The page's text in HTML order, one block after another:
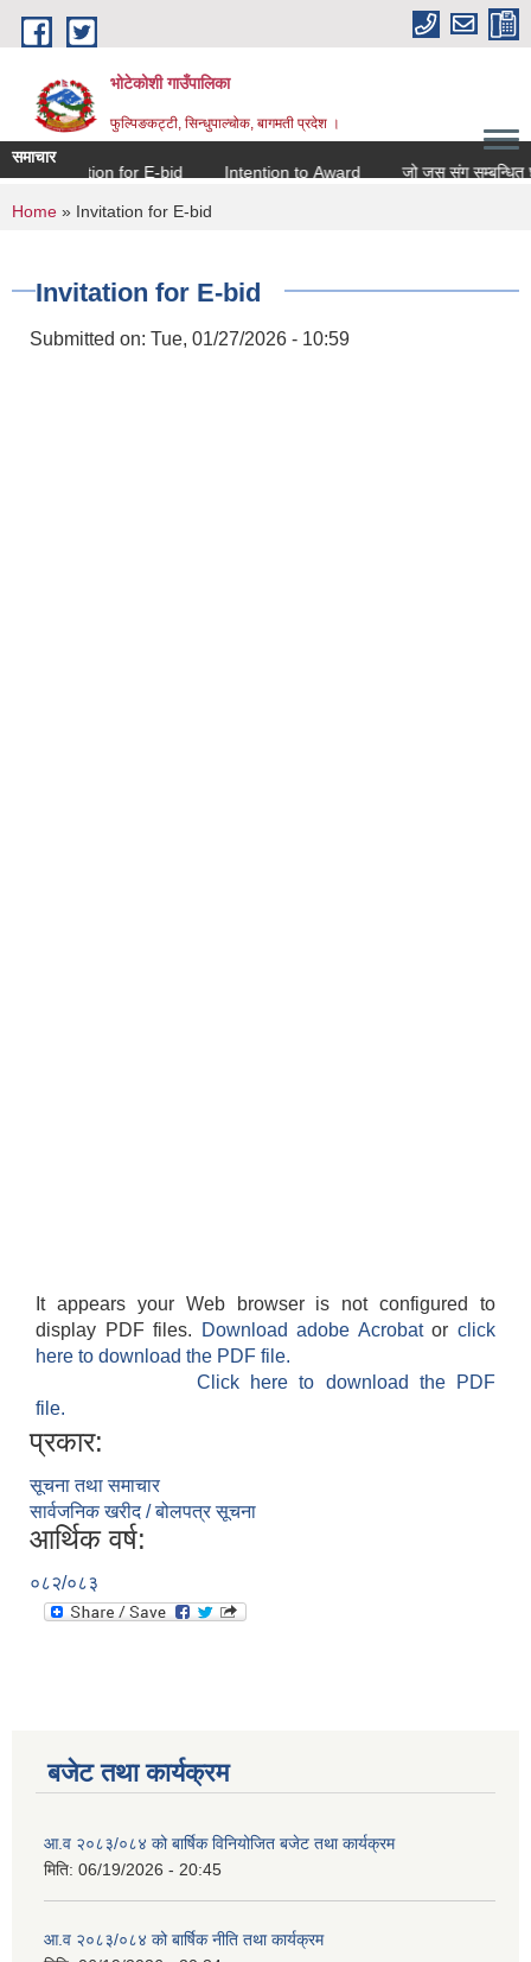
Skip to main content
भोटेकोशी गाउँपालिका
फुल्पिङकट्टी, सिन्धुपाल्चोक, बागमती प्रदेश ।
समाचार
Invitation for E-bid
Intention to Award जो जस संग सम्बन्धित छ ।
You are here
Home » Invitation for E-bid
Invitation for E-bid
Submitted on: Tue, 01/27/2026 - 10:59
It appears your Web browser is not configured to
display PDF files.
Download adobe Acrobatorclick
here to download the PDF file.
Click here to download the PDF
file.
प्रकार:
सूचना तथा समाचार
सार्वजनिक खरीद / बोलपत्र सूचना
आर्थिक वर्ष:
०८२/०८३
बजेट तथा कार्यक्रम
आ.व २०८३/०८४ को बार्षिक विनियोजित बजेट तथा कार्यक्रम
मिति: 06/19/2026 - 20:45
आ.व २०८३/०८४ को बार्षिक नीति तथा कार्यक्रम